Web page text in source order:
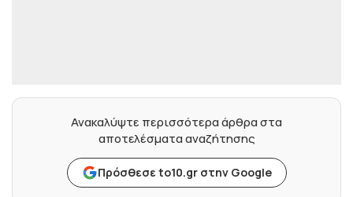
Ανακαλύψτε περισσότερα άρθρα στα
αποτελέσματα αναζήτησης
Πρόσθεσε to10.gr στην Google